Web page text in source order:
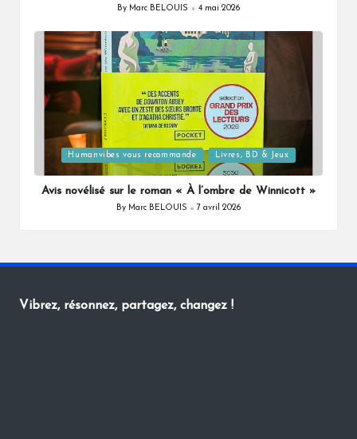
Posted
By Marc BELOUIS 4 mai 2026
Posted
in
Humanvibes vous recommande Livres, BD & Jeux
Avis novélisé sur le roman « À l’ombre de Winnicott »
Posted
By Marc BELOUIS 7 avril 2026
Vibrez, résonnez, partagez, changez !